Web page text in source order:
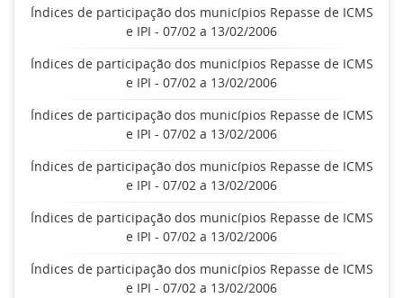
Índices de participação dos municípios Repasse de ICMS
e IPI - 07/02 a 13/02/2006
Índices de participação dos municípios Repasse de ICMS
e IPI - 07/02 a 13/02/2006
Índices de participação dos municípios Repasse de ICMS
e IPI - 07/02 a 13/02/2006
Índices de participação dos municípios Repasse de ICMS
e IPI - 07/02 a 13/02/2006
Índices de participação dos municípios Repasse de ICMS
e IPI - 07/02 a 13/02/2006
Índices de participação dos municípios Repasse de ICMS
e IPI - 07/02 a 13/02/2006